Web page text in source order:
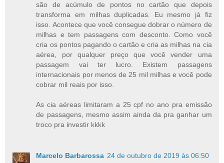
são de acúmulo de pontos no cartão que depois
transforma em milhas duplicadas. Eu mesmo já fiz
isso. Acontece que você consegue dobrar o número de
milhas e tem passagens com desconto. Como você
cria os pontos pagando o cartão e cria as milhas na cia
aérea, por qualquer preço que você vender uma
passagem vai ter lucro. Existem passagens
internacionais por menos de 25 mil milhas e você pode
cobrar mil reais por isso.
As cia aéreas limitaram a 25 cpf no ano pra emissão
de passagens, mesmo assim ainda da pra ganhar um
troco pra investir kkkk
Marcelo Barbarossa 24 de outubro de 2019 às 06:50